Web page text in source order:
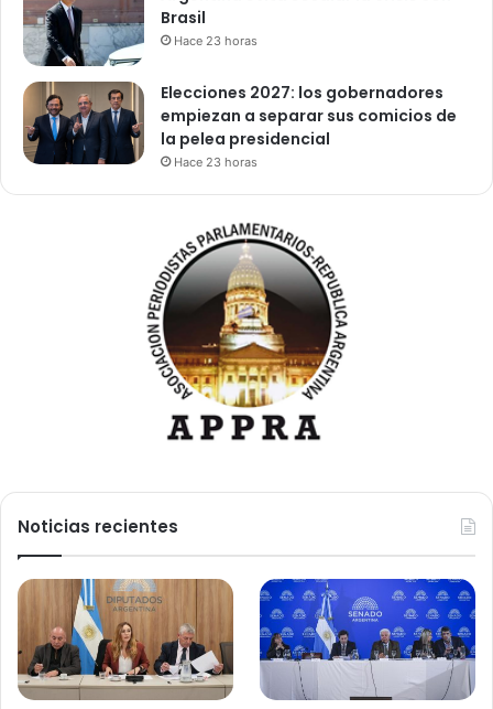
Brasil
Hace 23 horas
Elecciones 2027: los gobernadores
empiezan a separar sus comicios de
la pelea presidencial
Hace 23 horas
Noticias recientes